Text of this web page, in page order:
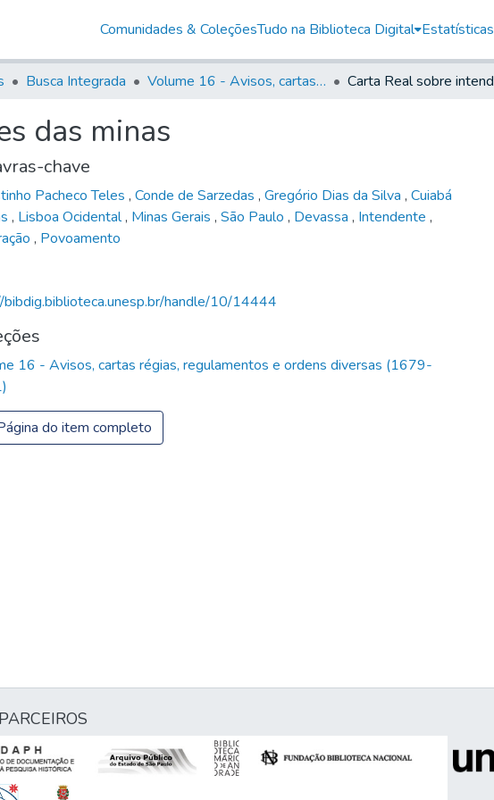
Comunidades & ColeçõesTudo na Biblioteca Digital Estatísticas
Busca Integrada Volume 16 - Avisos, cartas régias, regulamentos e ordens diversas (1679- 1761)
das minas
chave
Pacheco Teles , Conde de Sarzedas , Gregório Dias da Silva , Cuiabá
, Lisboa Ocidental, Minas Gerais , São Paulo , Devassa , Intendente ,
, Povoamento
handle/10/14444
16 - Avisos, cartas régias, regulamentos e ordens diversas (1679-
do item completo
PARCEIROS